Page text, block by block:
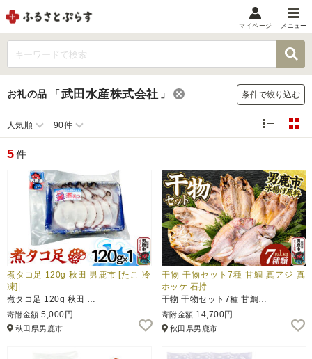
メニュー
マイメニュー
マイページ
メニュー
お礼の品から探す
お礼の品をカテゴリや金額で絞り込み
自治体から探す
ランキング
特集・おすすめ
ふるさと納税とは
マイページ
お礼の品 「武田水産株式会社 」 条件で絞り込む
人気順 90件
5件
煮タコ足 120g 秋田 男鹿市 [たこ 冷
凍]|…
煮タコ足 120g 秋田 …
寄附金額 5,000円
秋田県男鹿市
干物 干物セット7種 甘鯛 真アジ 真
ホッケ 石持…
干物 干物セット7種 甘鯛…
寄附金額 14,700円
秋田県男鹿市